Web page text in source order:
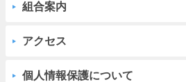
組合案内
アクセス
個人情報保護について